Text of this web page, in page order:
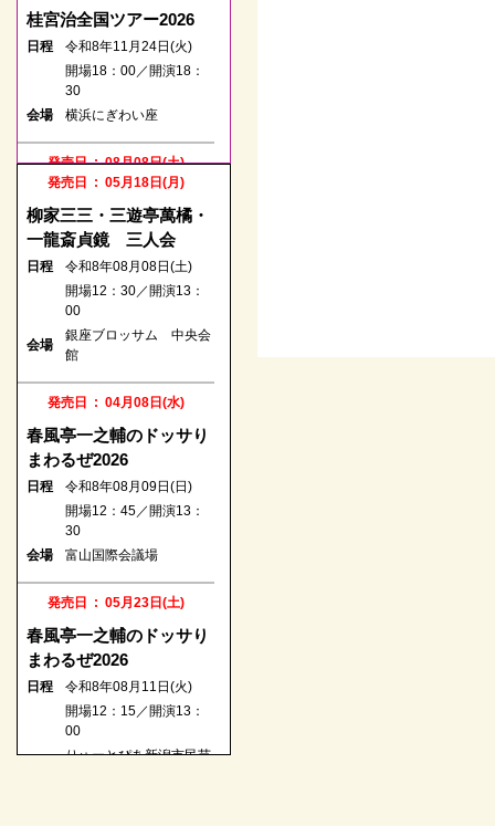
桂宮治全国ツアー2026
日程
令和8年11月24日(火)
開場18：00／開演18：
30
会場
横浜にぎわい座
発売日 : 08月08日(土)
柳家喬太郎 独演会
日程
令和8年10月20日(火)
開場18：00／開演18：
30
横浜にぎわい座
発売日 : 08月19日(水)
道 Vol.2 ～
令和8年11月25日(水)
開場18：30／開演19：
00
会場
銀座博品館劇場
発売日 : 08月21日(金)
人会
令和8年11月18日(水)
開場18：00／開演18：
30
会場
町田市民ホール
発売日 : 08月22日(土)
発売日 : 05月18日(月)
柳家三三・三遊亭萬橘・
一龍斎貞鏡 三人会
日程
令和8年08月08日(土)
開場12：30／開演13：
00
会場
銀座ブロッサム 中央会
館
発売日 : 04月08日(水)
春風亭一之輔のドッサり
まわるぜ2026
日程
令和8年08月09日(日)
開場12：45／開演13：
30
会場
富山国際会議場
発売日 : 05月23日(土)
春風亭一之輔のドッサり
まわるぜ2026
日程
令和8年08月11日(火)
開場12：15／開演13：
00
りゅーとぴあ新潟市民芸